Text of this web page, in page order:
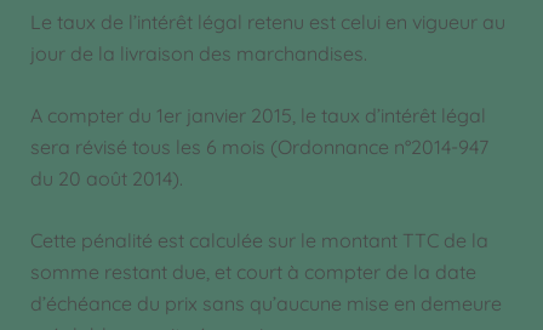
Le taux de l’intérêt légal retenu est celui en vigueur au
jour de la livraison des marchandises.
A compter du 1er janvier 2015, le taux d’intérêt légal
sera révisé tous les 6 mois (Ordonnance n°2014-947
du 20 août 2014).
Cette pénalité est calculée sur le montant TTC de la
somme restant due, et court à compter de la date
d’échéance du prix sans qu’aucune mise en demeure